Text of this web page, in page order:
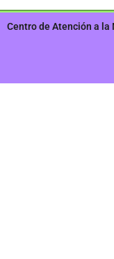
Centro de Atención a la